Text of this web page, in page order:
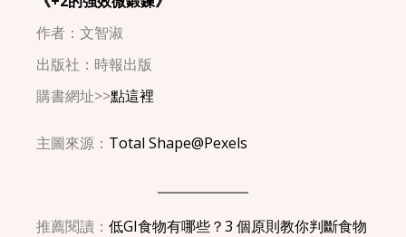
作者：文智淑
出版社：時報出版
購書網址>>點這裡
主圖來源： Total Shape@Pexels
推薦閱讀：低GI食物有哪些？3 個原則教你判斷食物